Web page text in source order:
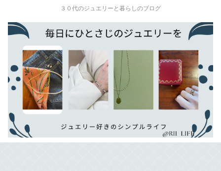
３０代のジュエリーと暮らしのブログ